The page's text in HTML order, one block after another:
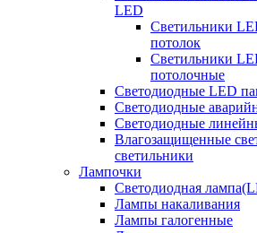
LED
Cветильники
потолок
Светильники
потолочные
Светодиодные LED
Светодиодные
Светодиодные
Влагозащищенные
светильники
Лампочки
Светодиодная
Лампы накаливания
Лампы галогенные